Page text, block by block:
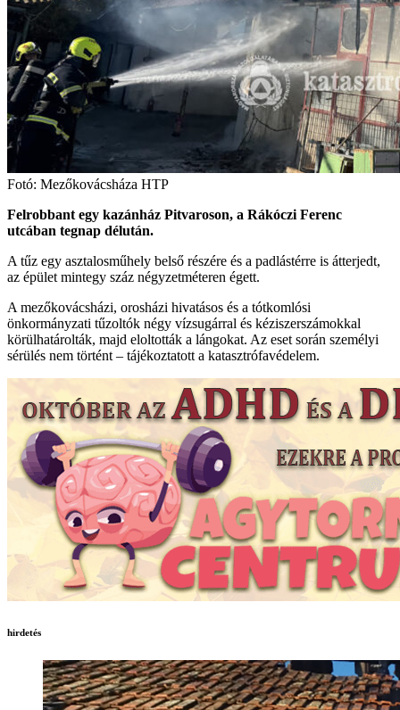
Fotó: Mezőkovácsháza HTP
Felrobbant egy kazánház Pitvaroson, a Rákóczi Ferenc
utcában tegnap délután.
A tűz egy asztalosműhely belső részére és a padlástérre is átterjedt,
az épület mintegy száz négyzetméteren égett.
A mezőkovácsházi, orosházi hivatásos és a tótkomlósi
önkormányzati tűzoltók négy vízsugárral és kéziszerszámokkal
körülhatárolták, majd eloltották a lángokat. Az eset során személyi
sérülés nem történt – tájékoztatott a katasztrófavédelem.
hirdetés